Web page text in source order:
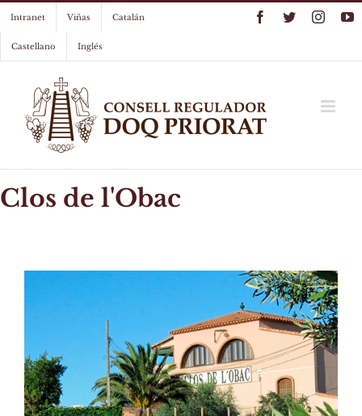
to
content
Intranet Viñas Catalán
Castellano Inglés
Facebook
Twitter
Clos de l'Obac